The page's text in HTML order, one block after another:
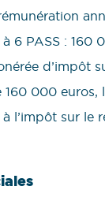
6 PASS : 160
d’impôt
160 000 euros,
l’impôt sur le